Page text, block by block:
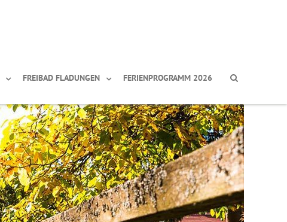
FREIBAD FLADUNGEN FERIENPROGRAMM 2026